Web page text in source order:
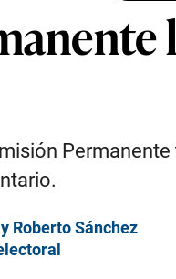
Roberto Sánchez